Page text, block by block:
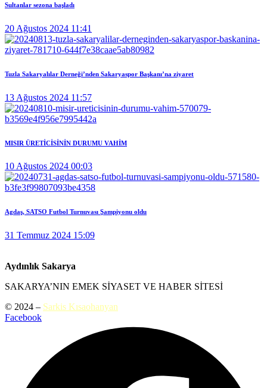
Sultanlar sezona başladı
20 Ağustos 2024 11:41
Tuzla Sakaryalılar Derneği’nden Sakaryaspor Başkanı’na ziyaret
13 Ağustos 2024 11:57
MISIR ÜRETİCİSİNİN DURUMU VAHİM
10 Ağustos 2024 00:03
Agdaş, SATSO Futbol Turnuvası Şampiyonu oldu
31 Temmuz 2024 15:09
Aydınlık Sakarya
SAKARYA’NIN EMEK SİYASET VE HABER SİTESİ
© 2024 – Sarkis Kısaohanyan
Facebook